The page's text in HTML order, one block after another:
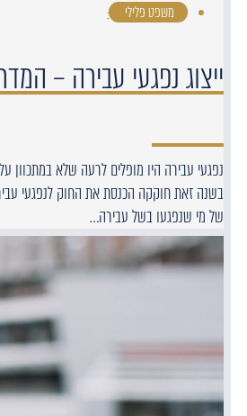
משפט פלילי ·
ייצוג נפגעי עבירה –
בשנה זאת חוקקה הכנסת את החוק לנפגעי
של מי שנפגעו בשל עבירה…